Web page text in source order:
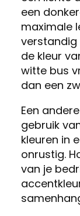
een
maximale
verstandig
de kleur
witte bus
dan een
Een
gebruik
kleuren in
onrustig.
van je